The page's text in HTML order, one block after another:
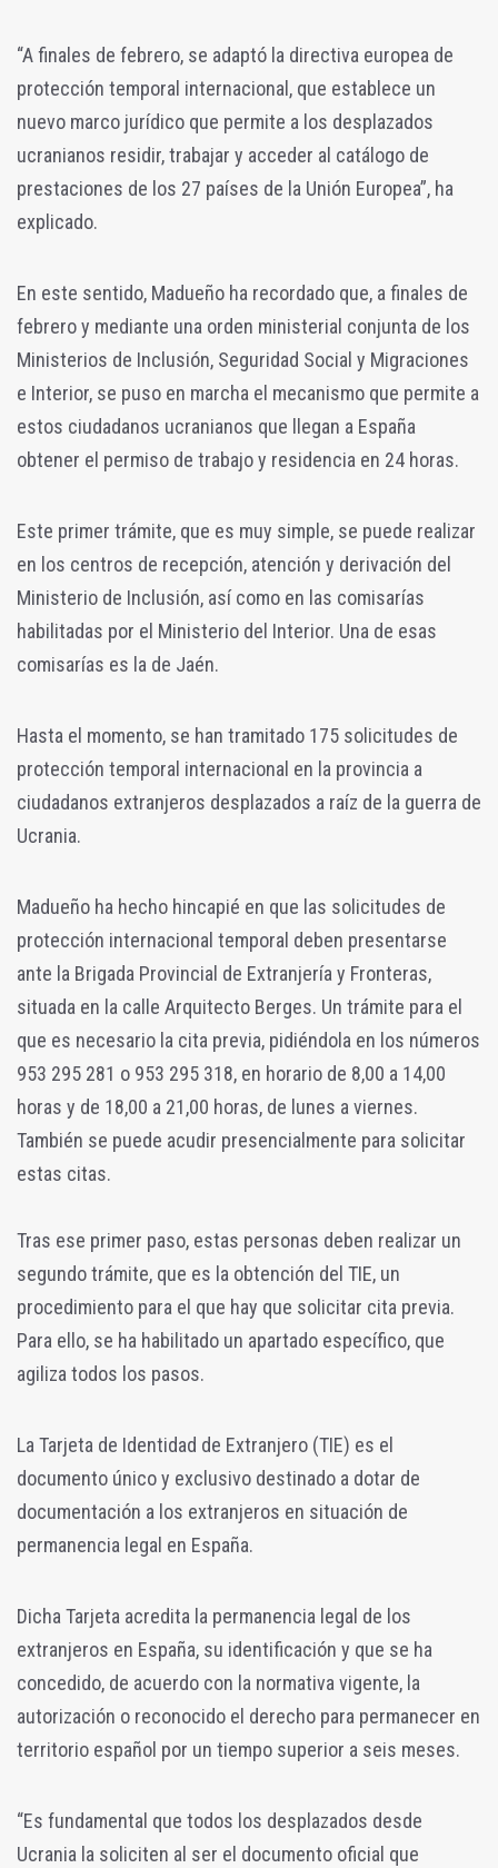
“A finales de febrero, se adaptó la directiva europea de
protección temporal internacional, que establece un
nuevo marco jurídico que permite a los desplazados
ucranianos residir, trabajar y acceder al catálogo de
prestaciones de los 27 países de la Unión Europea”, ha
explicado.
En este sentido, Madueño ha recordado que, a finales de
febrero y mediante una orden ministerial conjunta de los
Ministerios de Inclusión, Seguridad Social y Migraciones
e Interior, se puso en marcha el mecanismo que permite a
estos ciudadanos ucranianos que llegan a España
obtener el permiso de trabajo y residencia en 24 horas.
Este primer trámite, que es muy simple, se puede realizar
en los centros de recepción, atención y derivación del
Ministerio de Inclusión, así como en las comisarías
habilitadas por el Ministerio del Interior. Una de esas
comisarías es la de Jaén.
Hasta el momento, se han tramitado 175 solicitudes de
protección temporal internacional en la provincia a
ciudadanos extranjeros desplazados a raíz de la guerra de
Ucrania.
Madueño ha hecho hincapié en que las solicitudes de
protección internacional temporal deben presentarse
ante la Brigada Provincial de Extranjería y Fronteras,
situada en la calle Arquitecto Berges. Un trámite para el
que es necesario la cita previa, pidiéndola en los números
953 295 281 o 953 295 318, en horario de 8,00 a 14,00
horas y de 18,00 a 21,00 horas, de lunes a viernes.
También se puede acudir presencialmente para solicitar
estas citas.
Tras ese primer paso, estas personas deben realizar un
segundo trámite, que es la obtención del TIE, un
procedimiento para el que hay que solicitar cita previa.
Para ello, se ha habilitado un apartado específico, que
agiliza todos los pasos.
La Tarjeta de Identidad de Extranjero (TIE) es el
documento único y exclusivo destinado a dotar de
documentación a los extranjeros en situación de
permanencia legal en España.
Dicha Tarjeta acredita la permanencia legal de los
extranjeros en España, su identificación y que se ha
concedido, de acuerdo con la normativa vigente, la
autorización o reconocido el derecho para permanecer en
territorio español por un tiempo superior a seis meses.
“Es fundamental que todos los desplazados desde
Ucrania la soliciten al ser el documento oficial que